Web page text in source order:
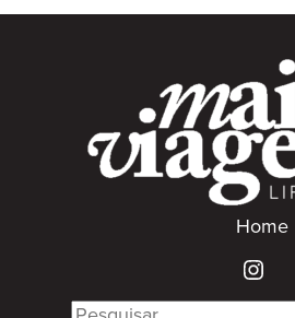
Home
Search